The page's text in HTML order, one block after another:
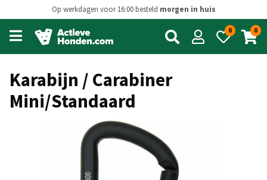
Op werkdagen voor 16:00 besteld morgen in huis
Open
main
menu
0 0
Karabijn / Carabiner
Mini/Standaard